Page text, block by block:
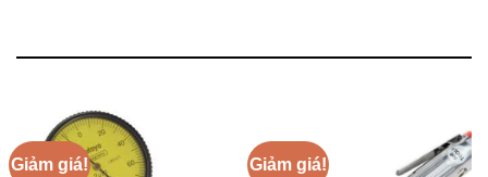
Giảm giá! Giảm giá!